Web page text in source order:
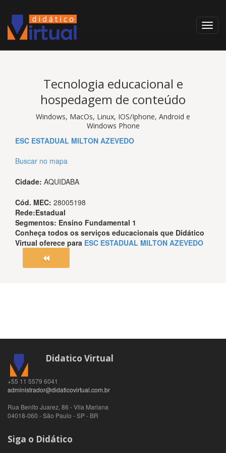
Tecnologia educacional e
hospedagem de conteúdo
Windows, MacOs, Linux, IOS/Iphone, Android e
Windows Phone
ESC ESTADUAL MILTON AZEVEDO
Buscar no mapa
Cidade: AQUIDABA
Cód. MEC: 28005198
Rede:Estadual
Segmentos: Ensino Fundamental 1
Conheça todos os serviços educacionais que Didático
Virtual oferece para ESC ESTADUAL MILTON AZEVEDO
Didatico Virtual
+55 11 5579 6041
administrador@didaticovirtual.com.br
Rua Benito Juarez, 86 - Vila Mariana
04018-060 -São Paulo -SP- BR
Siga o Didático